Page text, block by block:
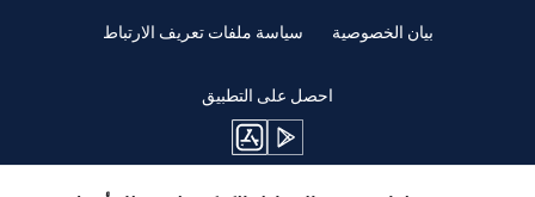
بيان الخصوصية سياسة ملفات تعريف الارتباط
احصل على التطبيق